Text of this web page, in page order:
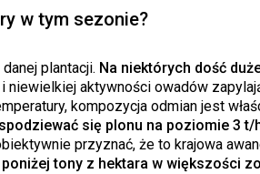
w tym sezonie?
plantacji. Na niektórych dość
i niewielkiej aktywności owadów
kompozycja odmian jest
się plonu na poziomie 3 t/
przyznać, że to krajowa
tony z hektara w większości